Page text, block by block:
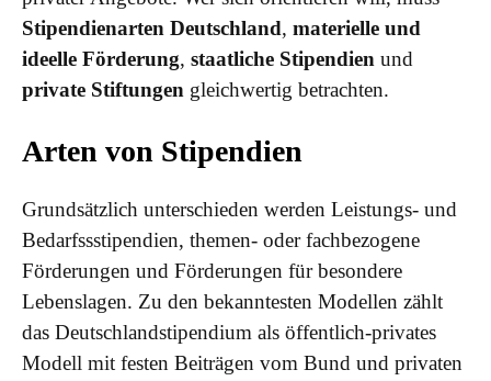
Stipendienarten Deutschland, materielle und
ideelle Förderung, staatliche Stipendien und
private Stiftungen gleichwertig betrachten.
Arten von Stipendien
Grundsätzlich unterschieden werden Leistungs- und
Bedarfssstipendien, themen- oder fachbezogene
Förderungen und Förderungen für besondere
Lebenslagen. Zu den bekanntesten Modellen zählt
das Deutschlandstipendium als öffentlich-privates
Modell mit festen Beiträgen vom Bund und privaten